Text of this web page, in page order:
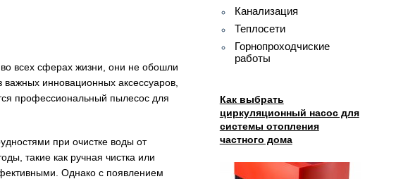
Канализация
Теплосети
Горнопроходчиские
работы
Как выбрать
циркуляционный насос для
системы отопления
частного дома
всех сферах жизни, они не обошли
инновационных аксессуаров,
профессиональный пылесос для
при очистке воды от
такие как ручная чистка или
Однако с появлением